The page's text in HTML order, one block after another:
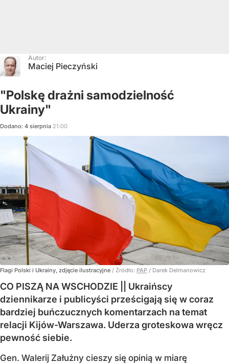
Autor:
Maciej Pieczyński
"Polskę drażni samodzielność
Ukrainy"
Dodano: 4 sierpnia 21:00
Flagi Polski i Ukrainy, zdjęcie ilustracyjne / Źródło: PAP / Darek Delmanowicz
CO PISZĄ NA WSCHODZIE || Ukraińscy
dziennikarze i publicyści prześcigają się w coraz
bardziej buńczucznych komentarzach na temat
relacji Kijów-Warszawa. Uderza groteskowa wręcz
pewność siebie.
Gen. Walerij Załużny cieszy się opinią w miarę